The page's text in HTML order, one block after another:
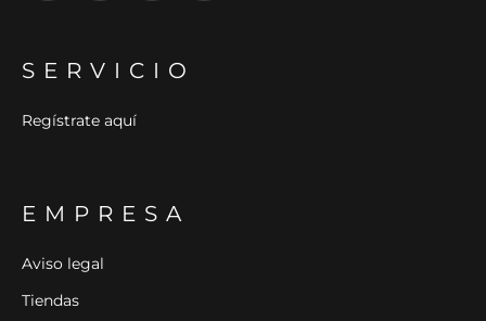
SERVICIO
Regístrate aquí
EMPRESA
Aviso legal
Tiendas